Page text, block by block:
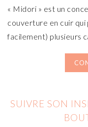
« Midori » est un
couverture en cuir
facilement) plusieurs
SUIVRE SON